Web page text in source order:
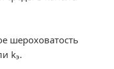
шероховатость
kэ.